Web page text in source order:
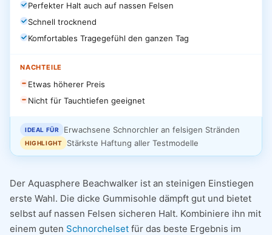
Perfekter Halt auch auf nassen Felsen
Schnell trocknend
Komfortables Tragegefühl den ganzen Tag
NACHTEILE
Etwas höherer Preis
Nicht für Tauchtiefen geeignet
IDEAL FÜR Erwachsene Schnorchler an felsigen Stränden
HIGHLIGHT Stärkste Haftung aller Testmodelle
Der Aquasphere Beachwalker ist an steinigen Einstiegen
erste Wahl. Die dicke Gummisohle dämpft gut und bietet
selbst auf nassen Felsen sicheren Halt. Kombiniere ihn mit
einem guten Schnorchelset für das beste Ergebnis im